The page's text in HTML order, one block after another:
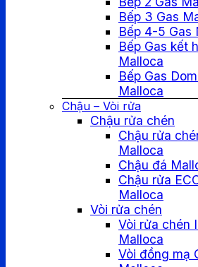
Bếp 3 Gas
Bếp 4-5 Gas
Bếp Gas kết
Malloca
Bếp Gas
Malloca
Chậu – Vòi rửa
Chậu rửa chén
Chậu rửa
Malloca
Chậu đá
Chậu rửa
Malloca
Vòi rửa chén
Vòi rửa chén
Malloca
Vòi đồng mạ